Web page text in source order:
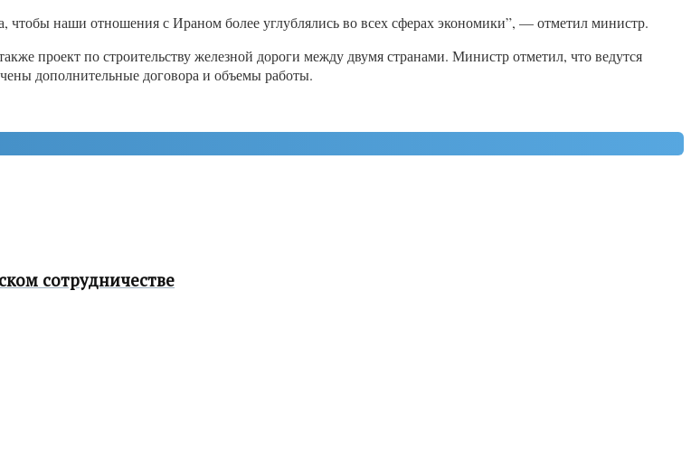
чтобы наши отношения с Ираном более углублялись во всех сферах экономики”, — отметил министр.
проект по строительству железной дороги между двумя странами. Министр отметил, что ведутся
дополнительные договора и объемы работы.
сотрудничестве